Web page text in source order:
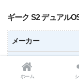
ギーク S2 デュアル
メーカー
画面サイズ
ホーム